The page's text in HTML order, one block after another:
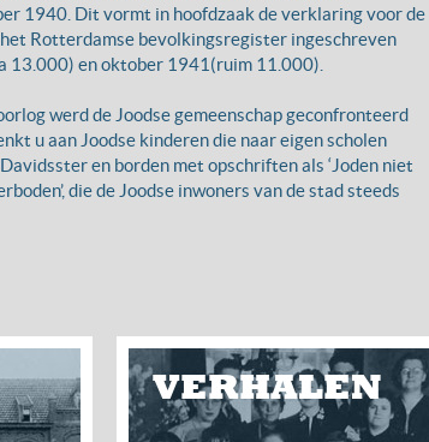
1940. Dit vormt in hoofdzaak de verklaring voor de
Rotterdamse bevolkingsregister ingeschreven
13.000) en oktober 1941(ruim 11.000).
werd de Joodse gemeenschap geconfronteerd
u aan Joodse kinderen die naar eigen scholen
en borden met opschriften als ‘Joden niet
die de Joodse inwoners van de stad steeds
VERHALEN